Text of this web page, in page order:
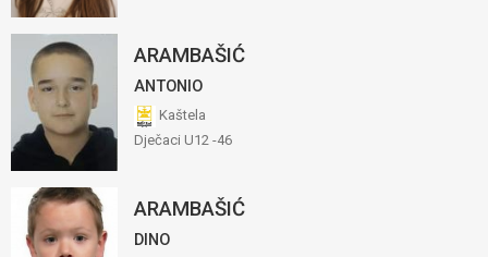
ARAMBAŠIĆ
ANTONIO
Kaštela
Dječaci U12 -46
ARAMBAŠIĆ
DINO